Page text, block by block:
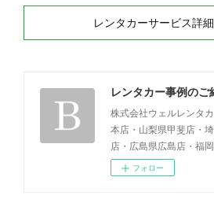
レンタカーサービス詳
レンタカー事例のご
株式会社ウェルレンタ
本店・山梨県甲斐店・
店・広島県広島店・福岡
フォロー